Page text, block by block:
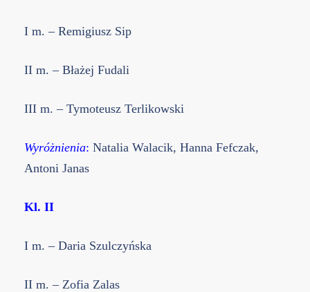
I m. – Remigiusz Sip
II m. – Błażej Fudali
III m. – Tymoteusz Terlikowski
Wyróżnienia: Natalia Walacik, Hanna Fefczak,
Antoni Janas
Kl. II
I m. – Daria Szulczyńska
II m. – Zofia Zalas